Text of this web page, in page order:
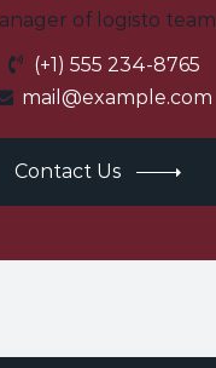
of logisto team
(+1) 555 234-8765
mail@example.com
Contact Us